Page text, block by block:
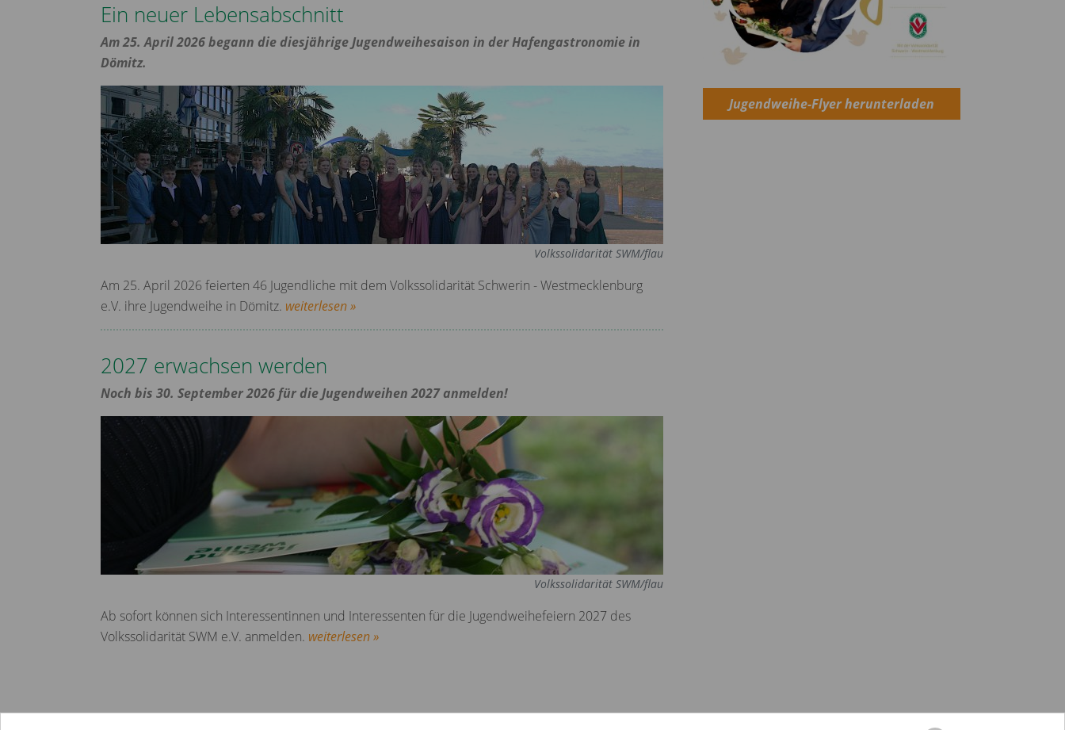
Ein neuer Lebensabschnitt
Am 25. April 2026 begann die diesjährige Jugendweihesaison in der Hafengastronomie in
Dömitz.
Volkssolidarität SWM/flau
Am 25. April 2026 feierten 46 Jugendliche mit dem Volkssolidarität Schwerin - Westmecklenburg
e.V. ihre Jugendweihe in Dömitz. weiterlesen »
2027 erwachsen werden
Noch bis 30. September 2026 für die Jugendweihen 2027 anmelden!
Volkssolidarität SWM/flau
Ab sofort können sich Interessentinnen und Interessenten für die Jugendweihefeiern 2027 des
Volkssolidarität SWM e.V. anmelden. weiterlesen »
Jugendweihe-Flyer herunterladen